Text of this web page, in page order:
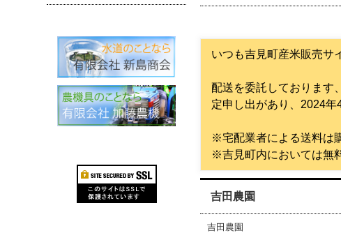
いつも吉見町産米販売サ
配送を委託しております
定申し出があり、2024年
※宅配業者による送料は
※吉見町内においては無
吉田農園
吉田農園